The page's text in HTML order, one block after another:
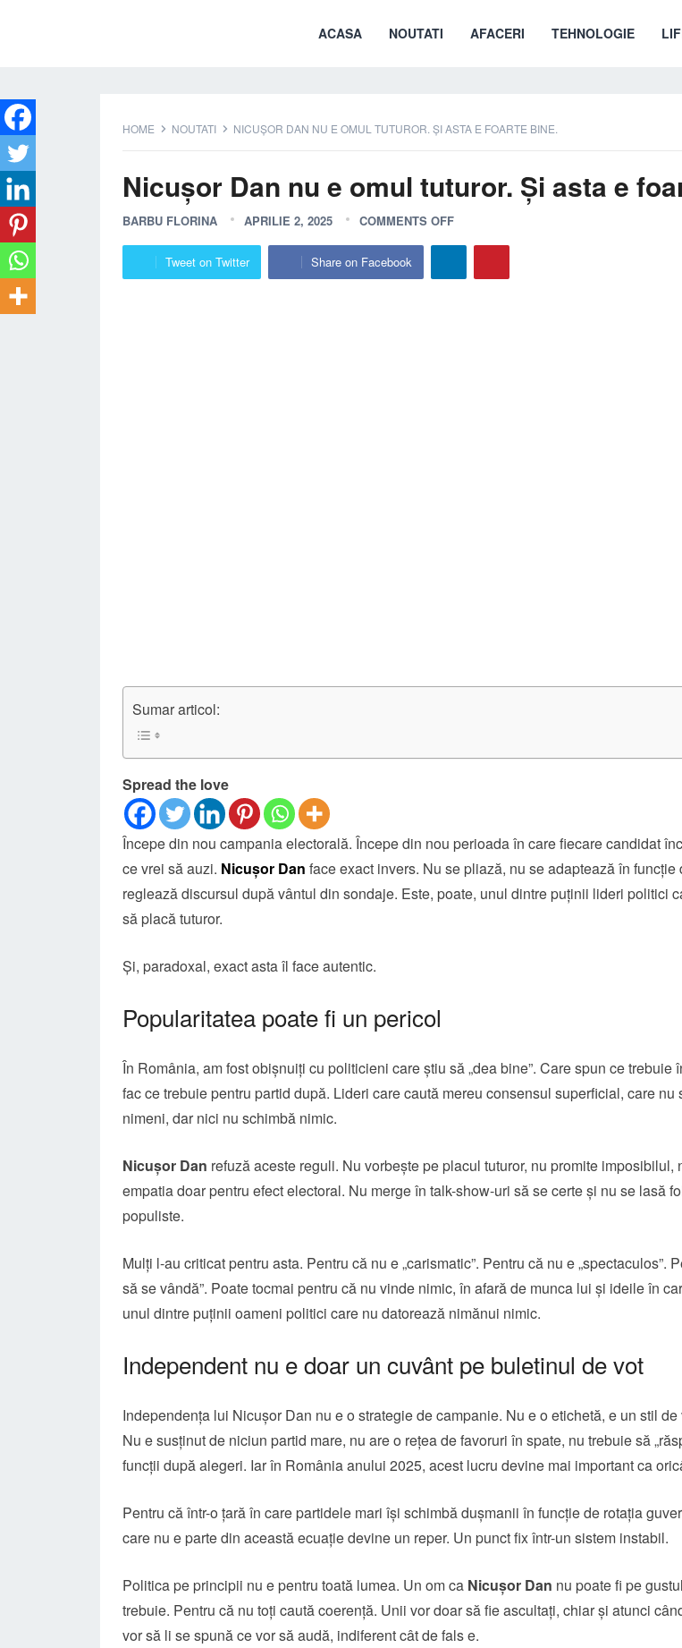
ACASA NOUTATI AFACERI TEHNOLOGIE
HOME NOUTATI NICUȘOR DAN NU E OMUL TUTUROR. ȘI ASTA E FOARTE BINE.
Nicușor Dan nu e omul tuturor. Și asta e
BARBU FLORINA APRILIE 2, 2025 COMMENTS OFF
Tweet on Twitter Share on Facebook
Sumar articol:
Spread the love
Începe din nou campania electorală. Începe din nou perioada în care fiecare candidat
ce vrei să auzi. Nicușor Dan face exact invers. Nu se pliază, nu se adaptează în funcție
reglează discursul după vântul din sondaje. Este, poate, unul dintre puținii lideri politici
să placă tuturor.
Și, paradoxal, exact asta îl face autentic.
Popularitatea poate fi un pericol
În România, am fost obișnuiți cu politicieni care știu să „dea bine”. Care spun ce trebuie
fac ce trebuie pentru partid după. Lideri care caută mereu consensul superficial, care nu
nimeni, dar nici nu schimbă nimic.
Nicușor Dan refuză aceste reguli. Nu vorbește pe placul tuturor, nu promite imposibilul,
empatia doar pentru efect electoral. Nu merge în talk-show-uri să se certe și nu se lasă
populiste.
Mulți l-au criticat pentru asta. Pentru că nu e „carismatic”. Pentru că nu e „spectaculos”.
să se vândă”. Poate tocmai pentru că nu vinde nimic, în afară de munca lui și ideile în
unul dintre puținii oameni politici care nu datorează nimănui nimic.
Independent nu e doar un cuvânt pe buletinul de vot
Independența lui Nicușor Dan nu e o strategie de campanie. Nu e o etichetă, e un stil
Nu e susținut de niciun partid mare, nu are o rețea de favoruri în spate, nu trebuie să
funcții după alegeri. Iar în România anului 2025, acest lucru devine mai important ca
Pentru că într-o țară în care partidele mari își schimbă dușmanii în funcție de rotația
care nu e parte din această ecuație devine un reper. Un punct fix într-un sistem instabil.
Politica pe principii nu e pentru toată lumea. Un om ca Nicușor Dan nu poate fi pe
trebuie. Pentru că nu toți caută coerență. Unii vor doar să fie ascultați, chiar și atunci
vor să li se spună ce vor să audă, indiferent cât de fals e.